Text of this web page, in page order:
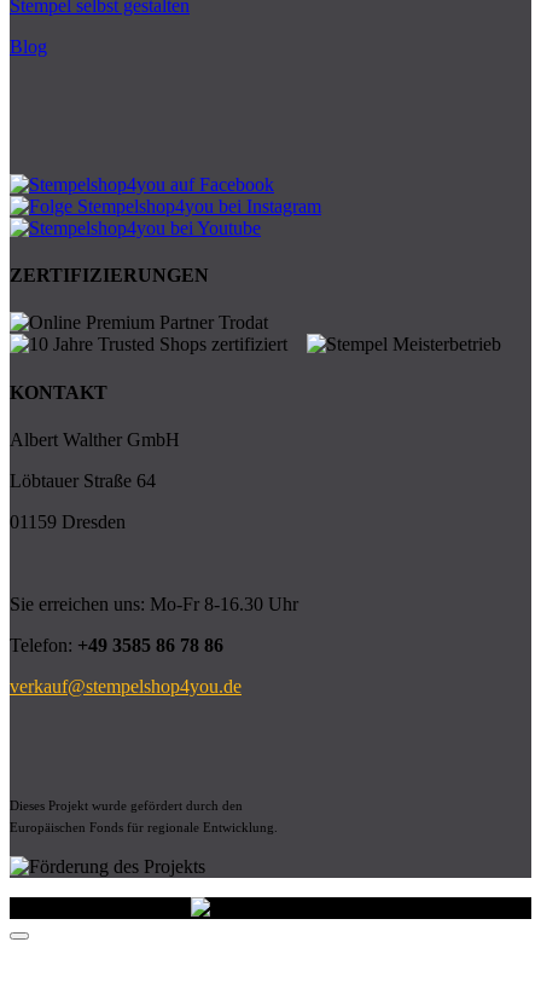
Stempel selbst gestalten
Blog
ZERTIFIZIERUNGEN
KONTAKT
Albert Walther GmbH
Löbtauer Straße 64
01159 Dresden
Sie erreichen uns: Mo-Fr 8-16.30 Uhr
Telefon: +49 3585 86 78 86
verkauf@stempelshop4you.de
Dieses Projekt wurde gefördert durch den
Europäischen Fonds für regionale Entwicklung.